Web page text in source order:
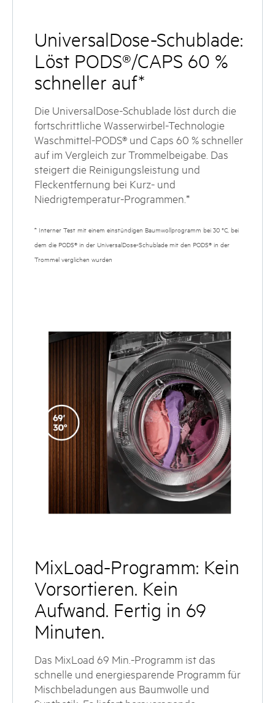
UniversalDose-Schublade:
Löst PODS®/CAPS 60 %
schneller auf*
Die UniversalDose-Schublade löst durch die
fortschrittliche Wasserwirbel-Technologie
Waschmittel-PODS® und Caps 60 % schneller
auf im Vergleich zur Trommelbeigabe. Das
steigert die Reinigungsleistung und
Fleckentfernung bei Kurz- und
Niedrigtemperatur-Programmen.*
* Interner Test mit einem einstündigen Baumwollprogramm bei 30 °C, bei
dem die PODS® in der UniversalDose-Schublade mit den PODS® in der
Trommel verglichen wurden
MixLoad-Programm: Kein
Vorsortieren. Kein
Aufwand. Fertig in 69
Minuten.
Das MixLoad 69 Min.-Programm ist das
schnelle und energiesparende Programm für
Mischbeladungen aus Baumwolle und